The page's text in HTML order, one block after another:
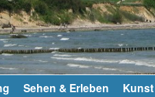
Sehen & Erleben